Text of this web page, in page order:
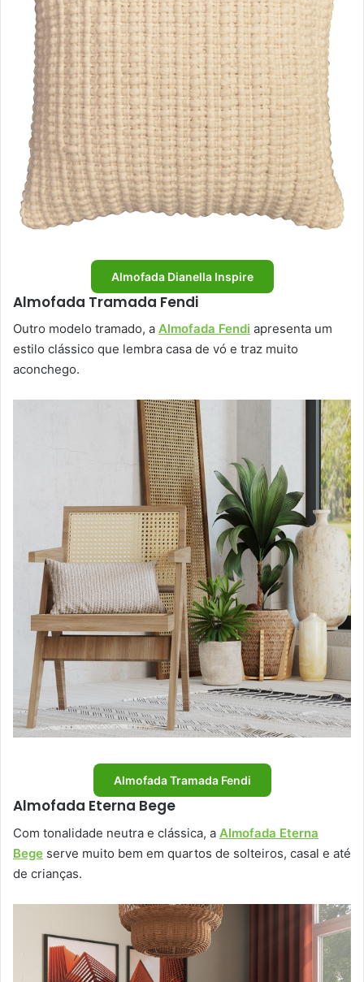
Almofada Dianella Inspire
Almofada Tramada Fendi
Outro modelo tramado, a Almofada Fendi apresenta um
estilo clássico que lembra casa de vó e traz muito
aconchego.
Almofada Tramada Fendi
Almofada Eterna Bege
Com tonalidade neutra e clássica, a Almofada Eterna
Bege serve muito bem em quartos de solteiros, casal e até
de crianças.